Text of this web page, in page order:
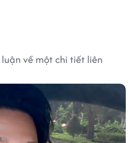
về một chi tiết liên